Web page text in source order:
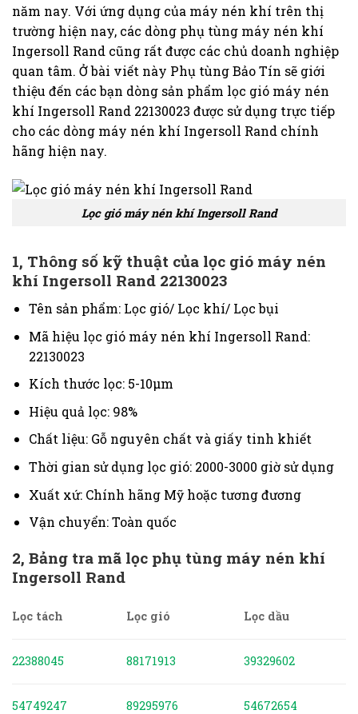
năm nay. Với ứng dụng của máy nén khí trên thị
trường hiện nay, các dòng phụ tùng máy nén khí
Ingersoll Rand cũng rất được các chủ doanh nghiệp
quan tâm. Ở bài viết này Phụ tùng Bảo Tín sẽ giới
thiệu đến các bạn dòng sản phẩm lọc gió máy nén
khí Ingersoll Rand 22130023 được sử dụng trực tiếp
cho các dòng máy nén khí Ingersoll Rand chính
hãng hiện nay.
Lọc gió máy nén khí Ingersoll Rand
1, Thông số kỹ thuật của lọc gió máy nén
khí Ingersoll Rand 22130023
Tên sản phẩm: Lọc gió/ Lọc khí/ Lọc bụi
Mã hiệu lọc gió máy nén khí Ingersoll Rand:
22130023
Kích thước lọc: 5-10μm
Hiệu quả lọc: 98%
Chất liệu: Gỗ nguyên chất và giấy tinh khiết
Thời gian sử dụng lọc gió: 2000-3000 giờ sử dụng
Xuất xứ: Chính hãng Mỹ hoặc tương đương
Vận chuyển: Toàn quốc
2, Bảng tra mã lọc phụ tùng máy nén khí
Ingersoll Rand
Lọc tách Lọc gió Lọc dầu
22388045 88171913 39329602
54749247 89295976 54672654